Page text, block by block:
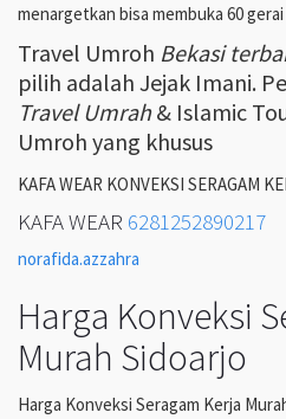
menargetkan bisa membuka 60 gerai
Travel Umroh Bekasi
pilih adalah Jejak Imani.
Travel Umrah& Islamic
Umroh yang khusus
KAFA WEAR KONVEKSI SERAGAM
KAFA WEAR 6281252890217
norafida.azzahra
Harga Konveksi
Murah Sidoarjo
Harga Konveksi Seragam Kerja